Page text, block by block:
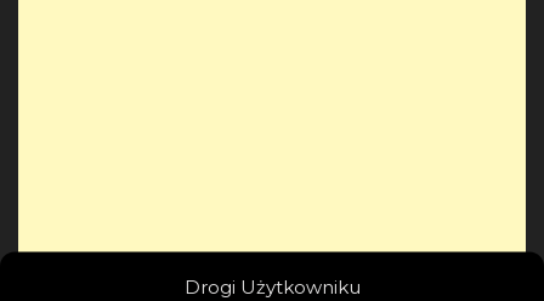
Drogi Użytkowniku